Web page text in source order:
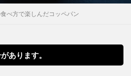
食べ方で楽しんだコッペパン
あります。